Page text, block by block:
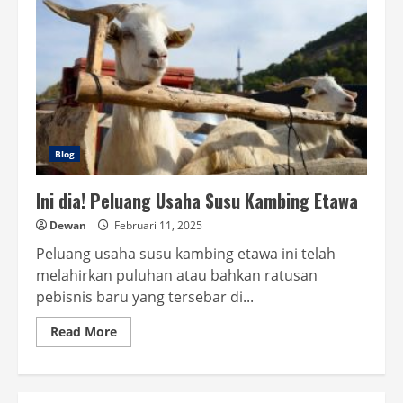
Blog
Ini dia! Peluang Usaha Susu Kambing Etawa
Dewan Februari 11, 2025
Peluang usaha susu kambing etawa ini telah
melahirkan puluhan atau bahkan ratusan
pebisnis baru yang tersebar di...
Read MoreRead
more